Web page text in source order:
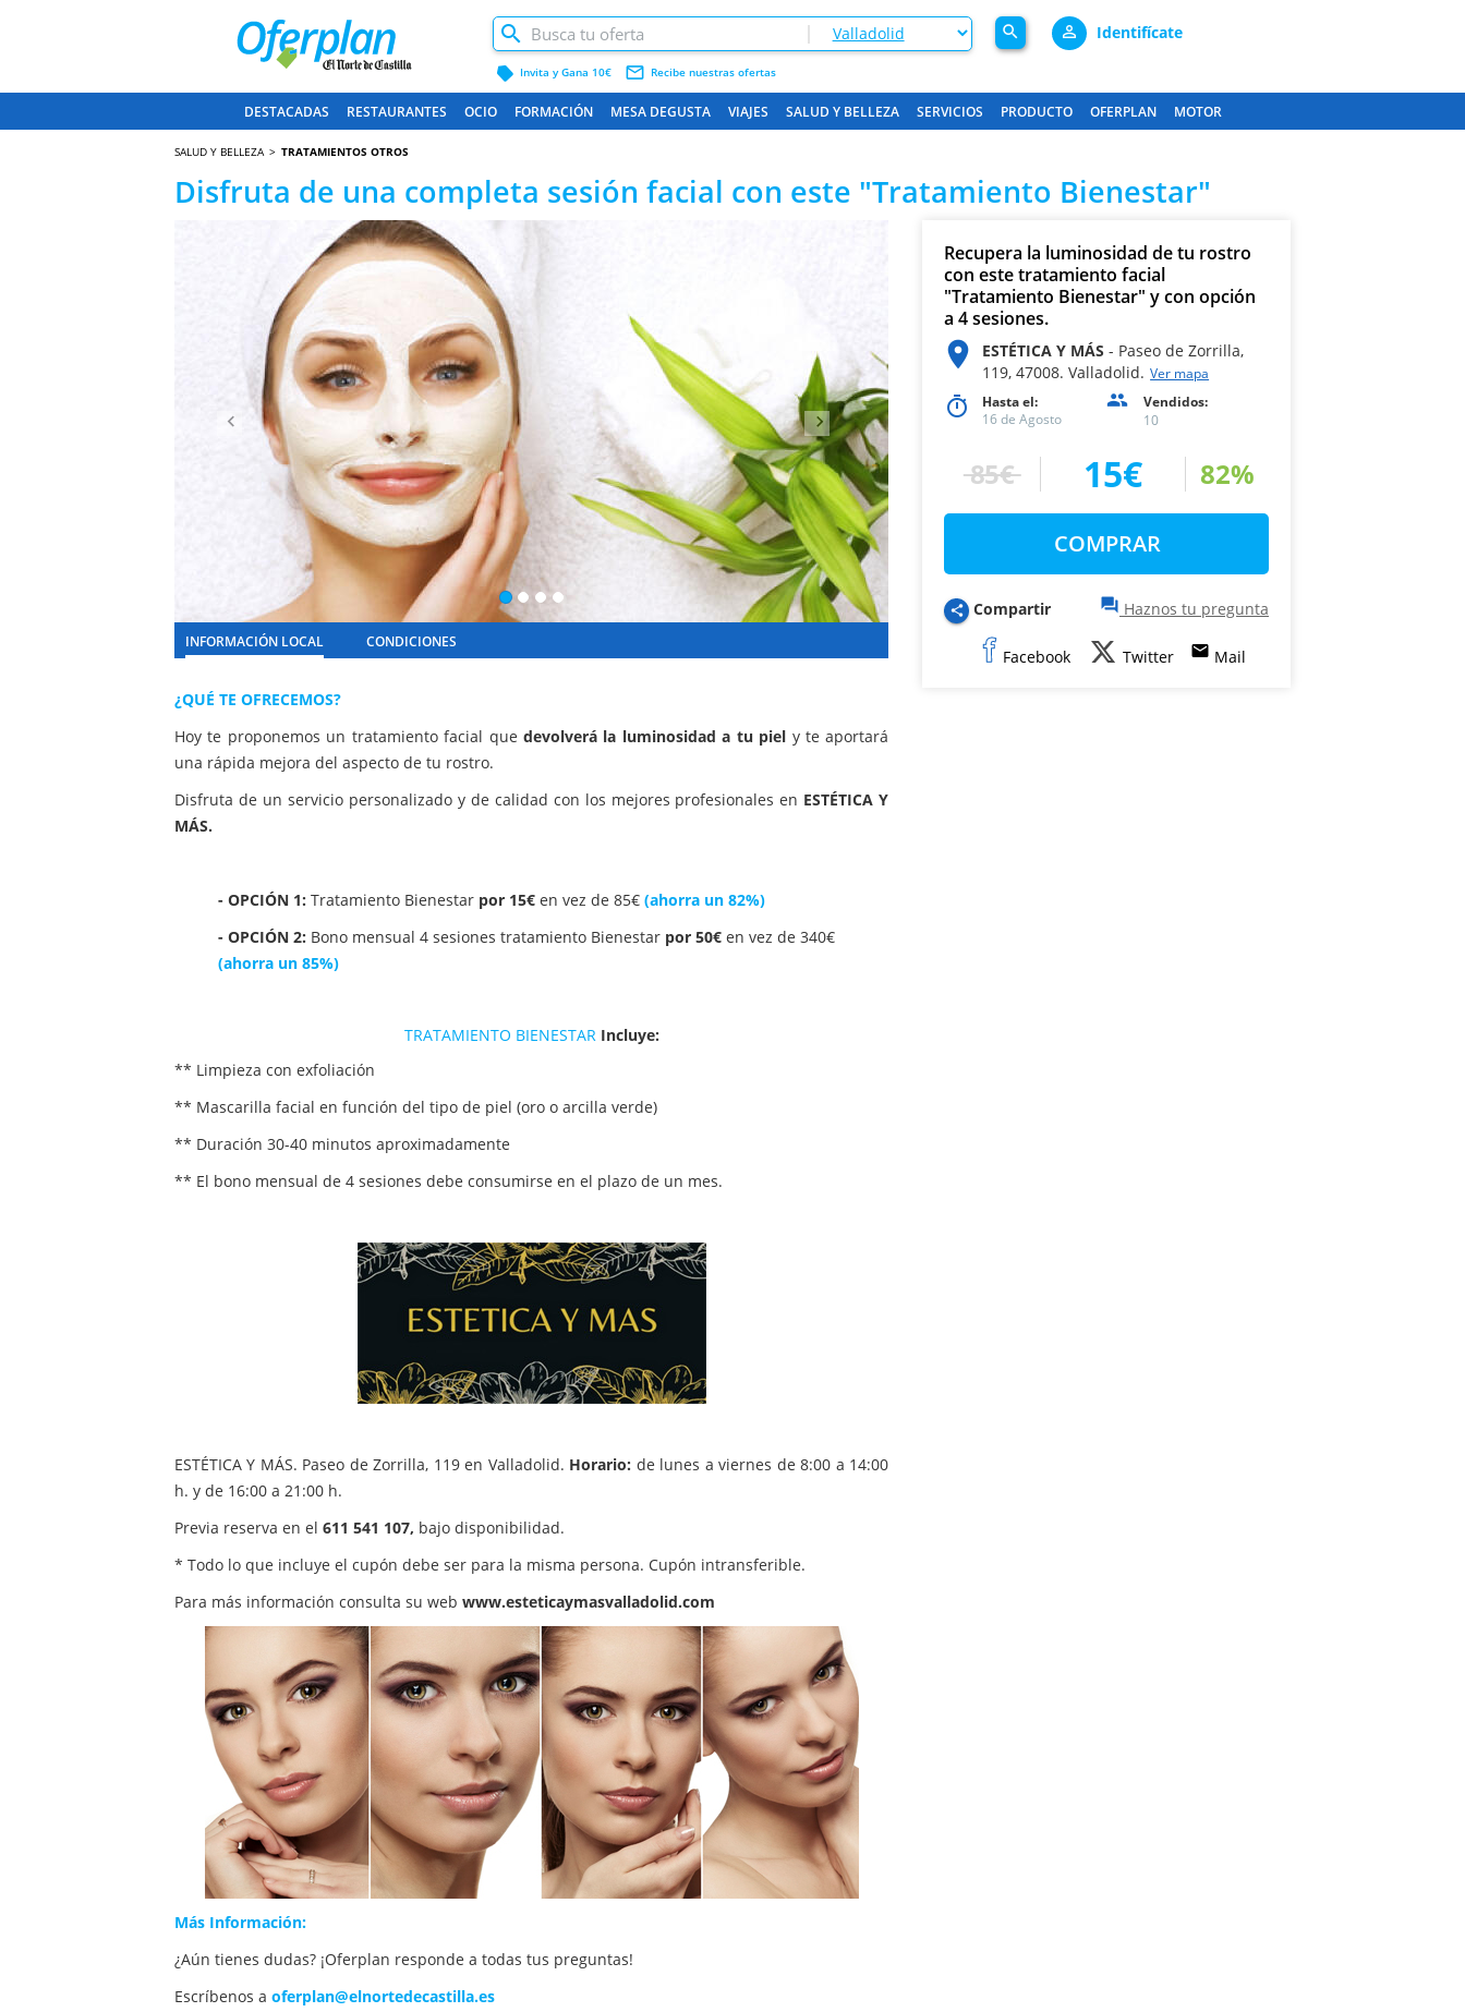
label Invita y Gana 10€ mail_outline Recibe nuestras ofertas
search person_outline Identifícate
DESTACADAS RESTAURANTES OCIO FORMACIÓN MESA DEGUSTA VIAJES SALUD Y BELLEZA SERVICIOS PRODUCTO OFERPLAN MOTOR
SALUD Y BELLEZA TRATAMIENTOS OTROS
Disfruta de una completa sesión facial con este "Tratamiento Bienestar"
Recupera la luminosidad de tu rostro
con este tratamiento facial
"Tratamiento Bienestar" y con opción
a 4 sesiones.
ESTÉTICA Y MÁS
Paseo de Zorrilla,
119, 47008. Valladolid. Ver mapa
Hasta el:
16 de Agosto
Vendidos:
10
85€ 15€ 82%
COMPRAR
share Compartir question_answer Haznos tu pregunta
Facebook Twitter email Mail
INFORMACIÓN LOCAL CONDICIONES
¿QUÉ TE OFRECEMOS?
Hoy te proponemos un tratamiento facial que devolverá la luminosidad a tu piel y te aportará
una rápida mejora del aspecto de tu rostro.
Disfruta de un servicio personalizado y de calidad con los mejores profesionales en ESTÉTICA Y
MÁS.
- OPCIÓN 1: Tratamiento Bienestar por 15€ en vez de 85€ (ahorra un 82%)
- OPCIÓN 2: Bono mensual 4 sesiones tratamiento Bienestar por 50€ en vez de 340€
(ahorra un 85%)
TRATAMIENTO BIENESTAR Incluye:
** Limpieza con exfoliación
** Mascarilla facial en función del tipo de piel (oro o arcilla verde)
** Duración 30-40 minutos aproximadamente
** El bono mensual de 4 sesiones debe consumirse en el plazo de un mes.
ESTÉTICA Y MÁS. Paseo de Zorrilla, 119 en Valladolid. Horario: de lunes a viernes de 8:00 a 14:00
h. y de 16:00 a 21:00 h.
Previa reserva en el 611 541 107, bajo disponibilidad.
* Todo lo que incluye el cupón debe ser para la misma persona. Cupón intransferible.
Para más información consulta su web www.esteticaymasvalladolid.com
Más Información:
¿Aún tienes dudas? ¡Oferplan responde a todas tus preguntas!
Escríbenos a oferplan@elnortedecastilla.es